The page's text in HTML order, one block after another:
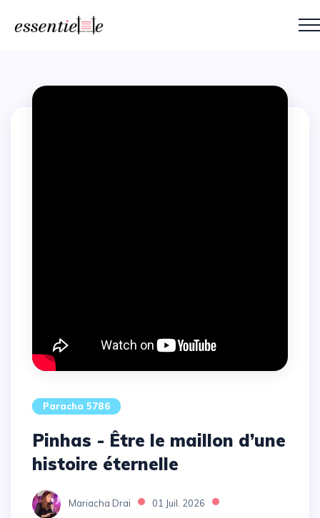
Paracha 5786
Pinhas - Être le maillon d’une
histoire éternelle
Mariacha Drai 01 Juil. 2026